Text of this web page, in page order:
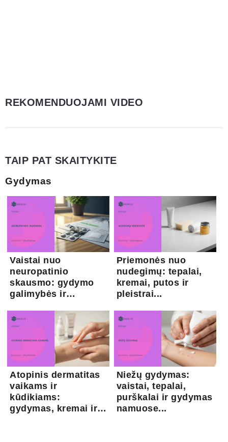
REKOMENDUOJAMI VIDEO
TAIP PAT SKAITYKITE
Gydymas
Vaistai nuo
neuropatinio
skausmo: gydymo
galimybės ir
Priemonės nuo
nudegimų: tepalai,
kremai, putos ir
pleistrai...
Atopinis dermatitas
vaikams ir
kūdikiams:
gydymas, kremai ir
Niežų gydymas:
vaistai, tepalai,
purškalai ir gydymas
namuose...